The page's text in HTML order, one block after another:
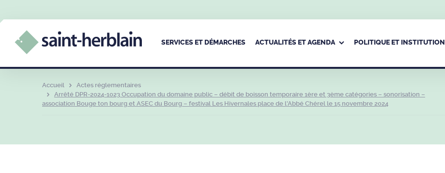
SERVICES ET DÉMARCHES ACTUALITÉS ET AGENDA POLITIQUE ET INSTITUTION
Accueil
Actes réglementaires
Arrêté DPR-2024-1023 Occupation du domaine public – débit de boisson temporaire 1ère et 3ème catégories – sonorisation –
association Bouge ton bourg et ASEC du Bourg – festival Les Hivernales place de l’Abbé Chérel le 15 novembre 2024